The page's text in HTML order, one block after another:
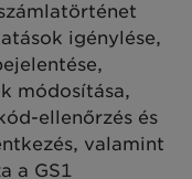
igénylése,
módosítása,
ellenőrzés és
valamint
a GS1